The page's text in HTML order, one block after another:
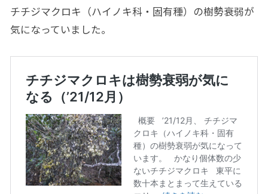
チチジマクロキ（ハイノキ科・固有種）の樹勢衰弱が
気になっていました。